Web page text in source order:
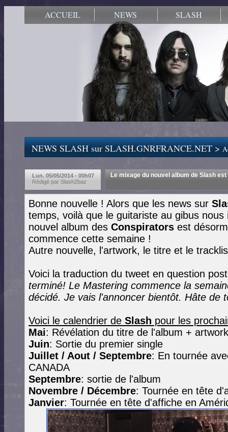
ACCUEIL NEWS SLASH
NEWS SLASH sur SLASH.GNRFRANCE.NET >
Lun. 05/05/2014 - 00h07
Rédigé par Slash2baz
Le mixage du nouvel album de Slash
Bonne nouvelle ! Alors que les news sur
temps, voilà que le guitariste au gibus
nouvel album des Conspirators est
commence cette semaine !
Autre nouvelle, l'artwork, le titre et le
Voici la traduction du tweet en question
terminé! Le Mastering commence la
décidé. Je vais l'annoncer bientôt. Hâte de
Voici le calendrier de Slash pour les
Mai: Révélation du titre de l'album +
Juin: Sortie du premier single
Juillet / Aout / Septembre: En tournée
CANADA
Septembre: sortie de l'album
Novembre / Décembre: Tournée en tête
Janvier: Tournée en tête d'affiche en